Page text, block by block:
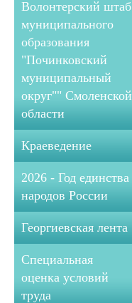
Волонтерский штаб
муниципального
образования
"Починковский
муниципальный
округ"" Смоленской
области
Краеведение
2026 - Год единства
народов России
Георгиевская лента
Специальная
оценка условий
труда